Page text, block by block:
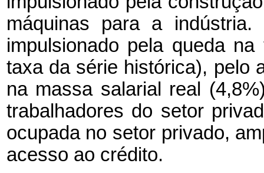
máquinas para a
impulsionado pela queda
taxa da série histórica), pelo
na massa salarial real
trabalhadores do setor
ocupada no setor privado,
acesso ao crédito.